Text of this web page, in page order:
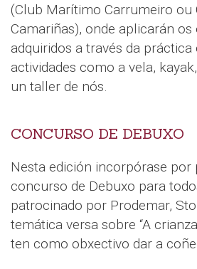
(Club Marítimo Carrumeiro ou
Camariñas), onde aplicarán
adquiridos a través da práctica
actividades como a vela,
un taller de nós.
CONCURSO DE DEBUXO
Nesta edición incorpórase por
concurso de Debuxo para
patrocinado por Prodemar,
temática versa sobre “A
ten como obxectivo dar a